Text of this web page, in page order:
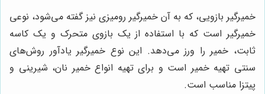
خمیرگیر بازویی، که به آن خمیرگیر رومیزی نیز گفته می‌شود، نوعی
خمیرگیر است که با استفاده از یک بازوی متحرک و یک کاسه
ثابت، خمیر را ورز می‌دهد. این نوع خمیرگیر یادآور روش‌های
سنتی تهیه خمیر است و برای تهیه انواع خمیر نان، شیرینی و
پیتزا مناسب است.